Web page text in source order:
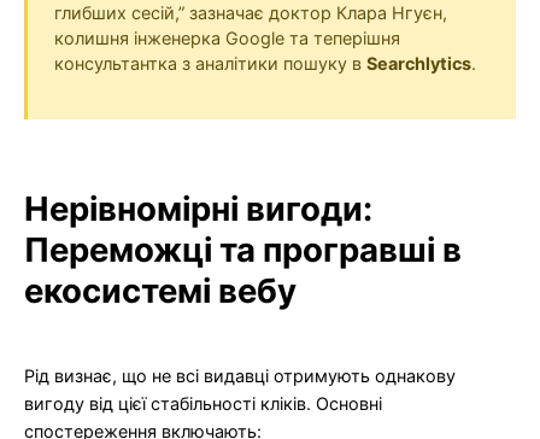
глибших сесій,” зазначає доктор Клара Нгуєн,
колишня інженерка Google та теперішня
консультантка з аналітики пошуку в Searchlytics.
Нерівномірні вигоди:
Переможці та програвші в
екосистемі вебу
Рід визнає, що не всі видавці отримують однакову
вигоду від цієї стабільності кліків. Основні
спостереження включають: